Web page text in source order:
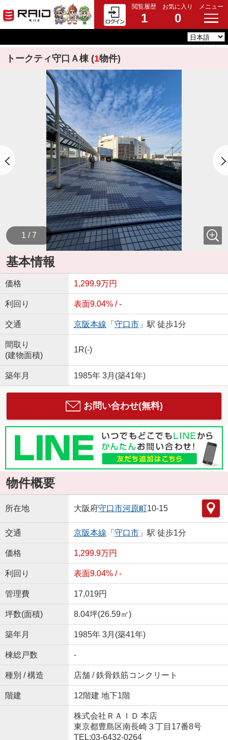
閲覧履歴
1
お気に入り
0
メニュー
トークティ守口Ａ棟 (1物件)
1 / 7
基本情報
価格 1,299.9万円
利回り 表面9.04% / -
交通 京阪本線 「 守口市」駅 徒歩1分
間取り
(建物面積)
1R(-)
築年月 1985年 3月(築41年)
お問い合わせ(無料)
物件概要
所在地 大阪府守口市河原町10-15
交通 京阪本線 「 守口市」駅 徒歩1分
価格 1,299.9万円
利回り 表面9.04% / -
管理費 17,019円
坪数(面積) 8.04坪(26.59㎡)
築年月 1985年 3月(築41年)
棟総戸数 -
種別 / 構造 店舗 / 鉄骨鉄筋コンクリート
階建 12階建 地下1階
株式会社ＲＡＩＤ 本店
東京都豊島区南長崎３丁目17番8号
TEL:03-6432-0264